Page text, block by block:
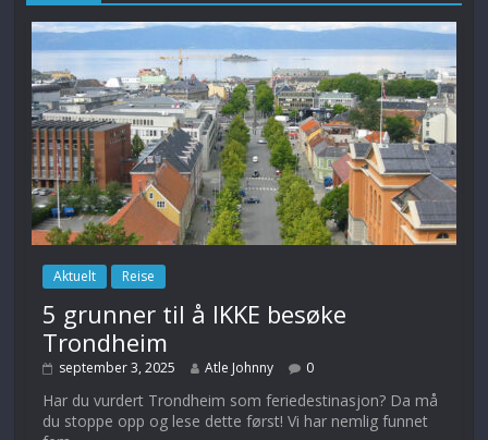
Aktuelt Reise
5 grunner til å IKKE besøke
Trondheim
september 3, 2025 Atle Johnny 0
Har du vurdert Trondheim som feriedestinasjon? Da må
du stoppe opp og lese dette først! Vi har nemlig funnet